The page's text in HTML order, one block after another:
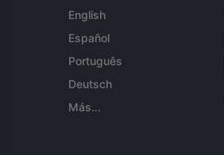
English
Español
Português
Deutsch
Más...